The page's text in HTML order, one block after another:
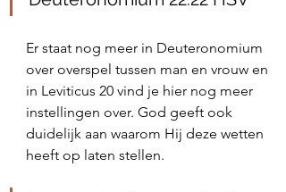
Er staat nog meer in Deuteronomium
over overspel tussen man en vrouw en
in Leviticus 20 vind je hier nog meer
instellingen over. God geeft ook
duidelijk aan waarom Hij deze wetten
heeft op laten stellen.